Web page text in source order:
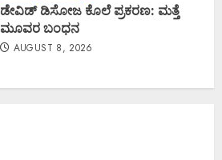
ಡೇವಿಡ್ ಡಿಸೋಜ ಕೊಲೆ ಪ್ರಕರಣ: ಮತ್ತೆ
ಮೂವರ ಬಂಧನ
AUGUST 8, 2026